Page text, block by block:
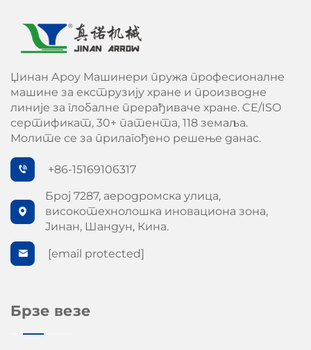
Џинан Ароу Машинери пружа професионалне
машине за екструзију хране и производне
линије за глобалне прерађиваче хране. CE/ISO
сертификат, 30+ патента, 118 земаља.
Молите се за прилагођено решење данас.
+86-15169106317
Број 7287, аеродромска улица,
високотехнолошка иновациона зона,
Јинан, Шандун, Кина.
[email protected]
Брзе везе